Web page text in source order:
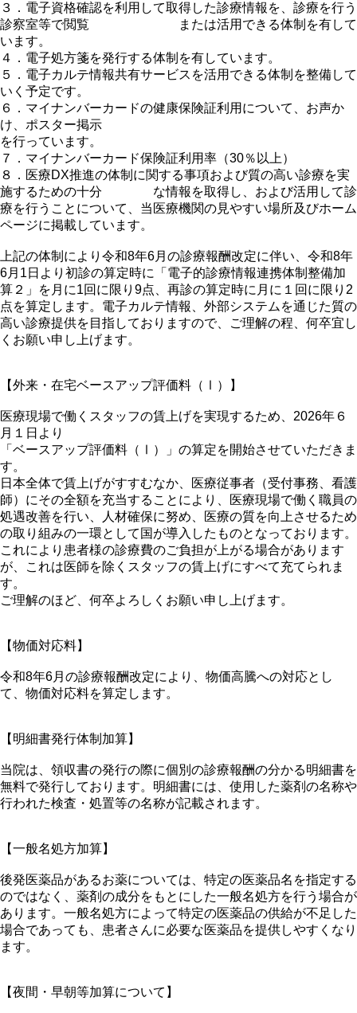
３．電子資格確認を利用して取得した診療情報を、診療を行う
診察室等で閲覧 または活用できる体制を有して
います。
４．電子処方箋を発行する体制を有しています。
５．電子カルテ情報共有サービスを活用できる体制を整備して
いく予定です。
６．マイナンバーカードの健康保険証利用について、お声か
け、ポスター掲示
を行っています。
７．マイナンバーカード保険証利用率（30％以上）
８．医療DX推進の体制に関する事項および質の高い診療を実
施するための十分 な情報を取得し、および活用して診
療を行うことについて、当医療機関の見やすい場所及びホーム
ページに掲載しています。
上記の体制により令和8年6月の診療報酬改定に伴い、令和8年
6月1日より初診の算定時に「電子的診療情報連携体制整備加
算２」を月に1回に限り9点、再診の算定時に月に１回に限り2
点を算定します。電子カルテ情報、外部システムを通じた質の
高い診療提供を目指しておりますので、ご理解の程、何卒宜し
くお願い申し上げます。
【外来・在宅ベースアップ評価料（Ⅰ）】
医療現場で働くスタッフの賃上げを実現するため、2026年６
月１日より
「ベースアップ評価料（Ⅰ）」の算定を開始させていただきま
す。
日本全体で賃上げがすすむなか、医療従事者（受付事務、看護
師）にその全額を充当することにより、医療現場で働く職員の
処遇改善を行い、人材確保に努め、医療の質を向上させるため
の取り組みの一環として国が導入したものとなっております。
これにより患者様の診療費のご負担が上がる場合があります
が、これは医師を除くスタッフの賃上げにすべて充てられま
す。
ご理解のほど、何卒よろしくお願い申し上げます。
【物価対応料】
令和8年6月の診療報酬改定により、物価高騰への対応とし
て、物価対応料を算定します。
【明細書発行体制加算】
当院は、領収書の発行の際に個別の診療報酬の分かる明細書を
無料で発行しております。明細書には、使用した薬剤の名称や
行われた検査・処置等の名称が記載されます。
【一般名処方加算】
後発医薬品があるお薬については、特定の医薬品名を指定する
のではなく、薬剤の成分をもとにした一般名処方を行う場合が
あります。一般名処方によって特定の医薬品の供給が不足した
場合であっても、患者さんに必要な医薬品を提供しやすくなり
ます。
【夜間・早朝等加算について】